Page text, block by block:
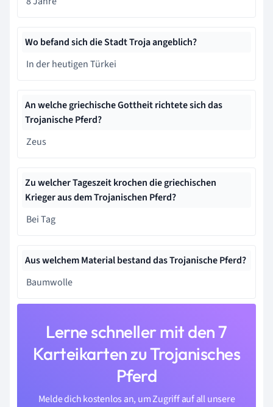
Wo befand sich die Stadt Troja angeblich?
In der heutigen Türkei
An welche griechische Gottheit richtete sich das
Trojanische Pferd?
Zeus
Zu welcher Tageszeit krochen die griechischen
Krieger aus dem Trojanischen Pferd?
Bei Tag
Aus welchem Material bestand das Trojanische Pferd?
Baumwolle
Lerne schneller mit den 7
Karteikarten zu Trojanisches
Pferd
Melde dich kostenlos an, um Zugriff auf all unsere